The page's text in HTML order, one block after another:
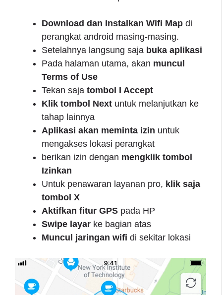
Download dan Instalkan Wifi Map di
perangkat android masing-masing.
Setelahnya langsung saja buka aplikasi
Pada halaman utama, akan muncul
Terms of Use
Tekan saja tombol I Accept
Klik tombol Next untuk melanjutkan ke
tahap lainnya
Aplikasi akan meminta izin untuk
mengakses lokasi perangkat
berikan izin dengan mengklik tombol
Izinkan
Untuk penawaran layanan pro, klik saja
tombol X
Aktifkan fitur GPS pada HP
Swipe layar ke bagian atas
Muncul jaringan wifi di sekitar lokasi